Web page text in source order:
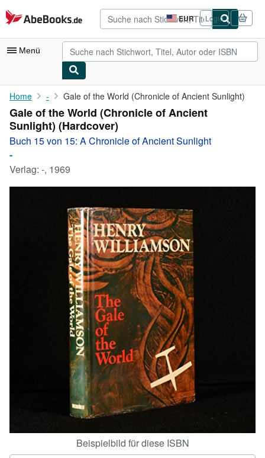
Zum Hauptinhalt
AbeBooks.de EUR
Seite
der
Einkaufseinstellungen.
Login
Menü
Nutzerkonto
Meine Bestellungen
Detailsuche
Sammlungen
Antiquarische Bücher
Verkäufer werden
SCHLIESSEN
Home - Gale of the World (Chronicle of Ancient Sunlight)
Gale of the World (Chronicle of Ancient
Sunlight) (Hardcover)
Buch 15 von 15: A Chronicle of Ancient Sunlight
-
Verlag: -, 1969
Beispielbild für diese ISBN